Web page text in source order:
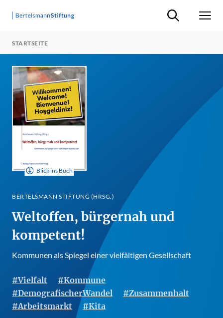
Suche ein-/
STARTSEITE
Blick ins Buch
BERTELSMANN STIFTUNG (HRSG.)
Weltoffen, bürgernah und
kompetent!
Kommunen als Spiegel einer vielfältigen Gesellschaft
#Vielfalt
#Kommune
#DemografischerWandel
#Zusammenhalt
#Arbeitsmarkt
#Kita